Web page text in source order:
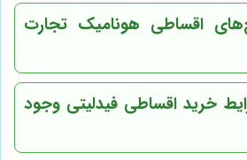
اقساطی هونامیک تجارت
خرید اقساطی فیدلیتی وجود